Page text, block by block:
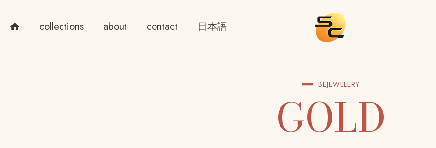
collections about contact 日本語
BEJEWELERY
GOLD